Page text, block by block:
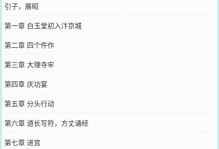
引子，展昭
第一章 白玉堂初入汴京城
第二章 四个仵作
第三章 大理寺牢
第四章 庆功宴
第五章 分头行动
第六章 道长写符，方丈诵经
第七章 进宫